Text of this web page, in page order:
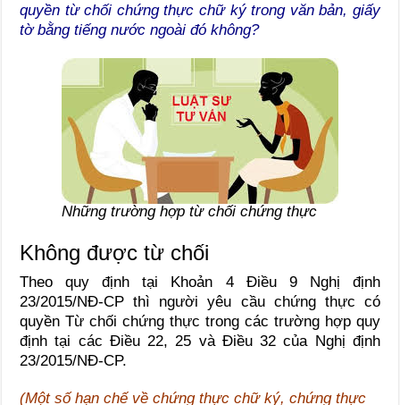
quyền từ chối chứng thực chữ ký trong văn bản, giấy
tờ bằng tiếng nước ngoài đó không?
Những trường hợp từ chối chứng thực
Không được từ chối
Theo quy định tại Khoản 4 Điều 9 Nghị định
23/2015/NĐ-CP thì người yêu cầu chứng thực có
quyền Từ chối chứng thực trong các trường hợp quy
định tại các Điều 22, 25 và Điều 32 của Nghị định
23/2015/NĐ-CP.
(Một số hạn chế về chứng thực chữ ký, chứng thực